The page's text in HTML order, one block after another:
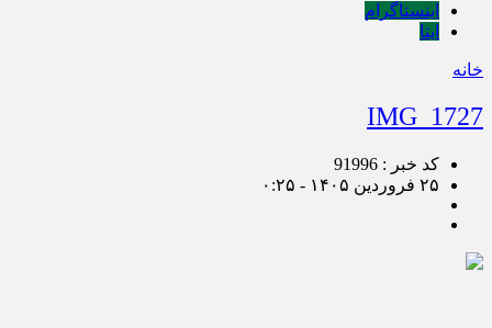
اینستاگرام
ایتا
خانه
IMG_1727
کد خبر : 91996
۲۵ فروردین ۱۴۰۵ - ۰:۲۵